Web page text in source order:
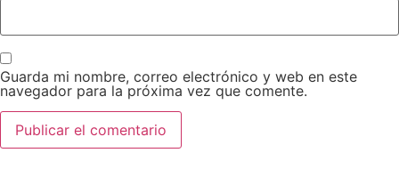
Guarda mi nombre, correo electrónico y web en este
navegador para la próxima vez que comente.